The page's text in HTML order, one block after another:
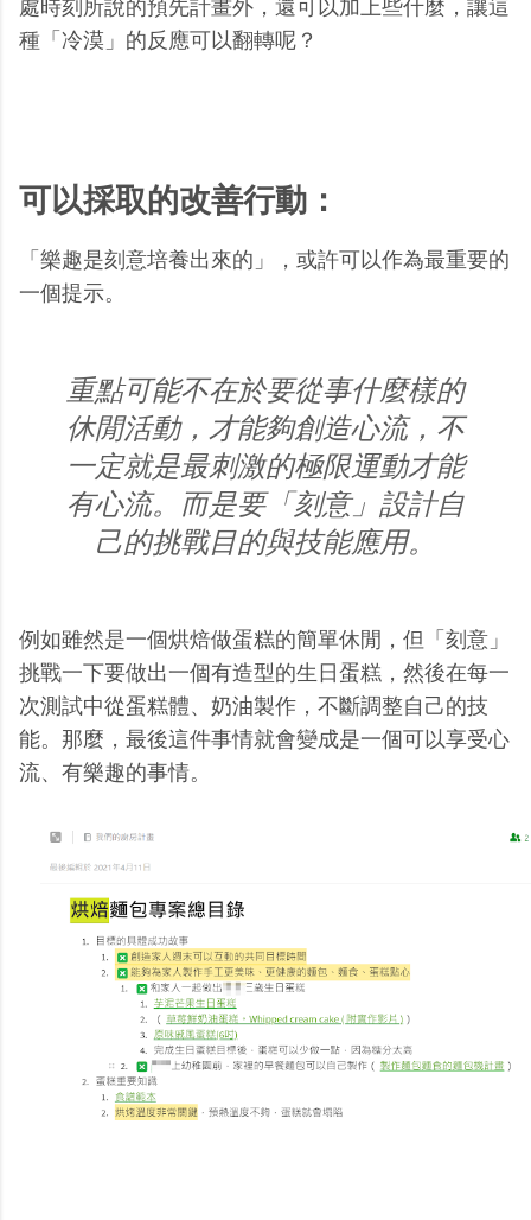
處時刻所說的預先計畫外，還可以加上些什麼，讓這
種「冷漠」的反應可以翻轉呢？
可以採取的改善行動：
「樂趣是刻意培養出來的」，或許可以作為最重要的
一個提示。
重點可能不在於要從事什麼樣的
休閒活動，才能夠創造心流，不
一定就是最刺激的極限運動才能
有心流。而是要「刻意」設計自
己的挑戰目的與技能應用。
例如雖然是一個烘焙做蛋糕的簡單休閒，但「刻意」
挑戰一下要做出一個有造型的生日蛋糕，然後在每一
次測試中從蛋糕體、奶油製作，不斷調整自己的技
能。那麼，最後這件事情就會變成是一個可以享受心
流、有樂趣的事情。